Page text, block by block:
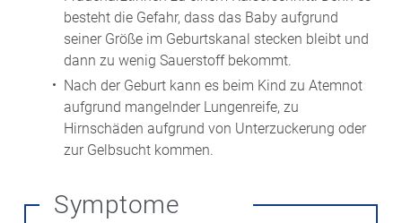
besteht die Gefahr, dass das Baby aufgrund
seiner Größe im Geburtskanal stecken bleibt und
dann zu wenig Sauerstoff bekommt.
Nach der Geburt kann es beim Kind zu Atemnot
aufgrund mangelnder Lungenreife, zu
Hirnschäden aufgrund von Unterzuckerung oder
zur Gelbsucht kommen.
Symptome